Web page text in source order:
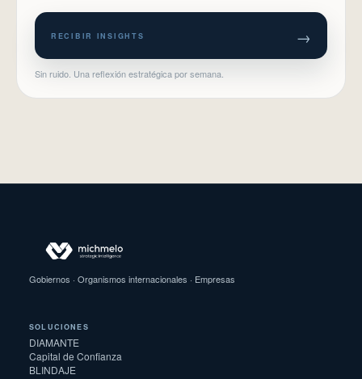
RECIBIR INSIGHTS →
Sin ruido. Una reflexión estratégica por semana.
Gobiernos · Organismos internacionales · Empresas
SOLUCIONES
DIAMANTE
Capital de Confianza
BLINDAJE